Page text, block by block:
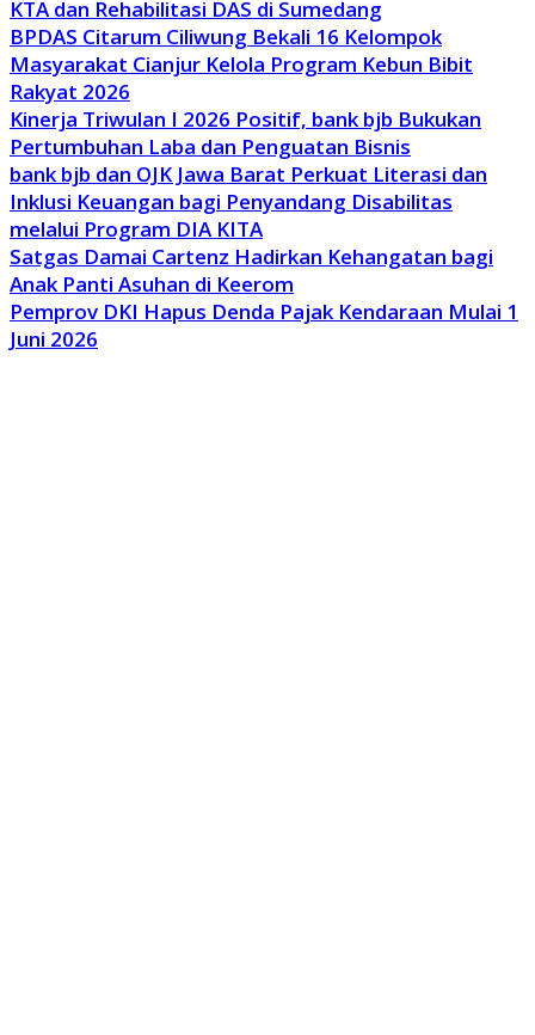
KTA dan Rehabilitasi DAS di Sumedang
BPDAS Citarum Ciliwung Bekali 16 Kelompok
Masyarakat Cianjur Kelola Program Kebun Bibit
Rakyat 2026
Kinerja Triwulan I 2026 Positif, bank bjb Bukukan
Pertumbuhan Laba dan Penguatan Bisnis
bank bjb dan OJK Jawa Barat Perkuat Literasi dan
Inklusi Keuangan bagi Penyandang Disabilitas
melalui Program DIA KITA
Satgas Damai Cartenz Hadirkan Kehangatan bagi
Anak Panti Asuhan di Keerom
Pemprov DKI Hapus Denda Pajak Kendaraan Mulai 1
Juni 2026